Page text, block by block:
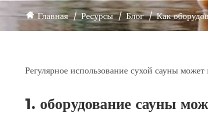
САУНЫ
САУНА НОМЕР АКСЕССУАРЫ
Главная Ресурсы Блог Как
Регулярное использование сухой сауны
1. оборудование сауны